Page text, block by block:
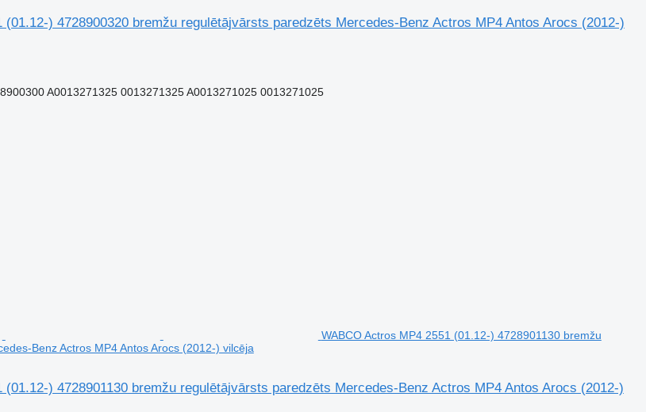
(01.12-) 4728900320 bremžu regulētājvārsts paredzēts Mercedes-Benz Actros MP4 Antos Arocs (2012-)
A0013271325 0013271325 A0013271025 0013271025
WABCO Actros MP4 2551 (01.12-) 4728901130 bremžu
Benz Actros MP4 Antos Arocs (2012-) vilcēja
(01.12-) 4728901130 bremžu regulētājvārsts paredzēts Mercedes-Benz Actros MP4 Antos Arocs (2012-)